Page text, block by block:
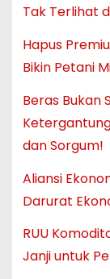
Tak Terlihat
Hapus
Bikin Petani
Beras Bukan
dan Sorgum!
Aliansi
Darurat
RUU
Janji untuk